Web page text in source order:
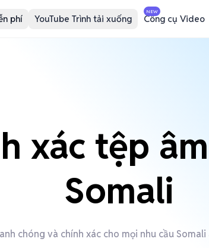
phí YouTube Trình tải xuống
NEW
Công cụ Video
xác tệp
Somali
chóng và chính xác cho mọi nhu cầu